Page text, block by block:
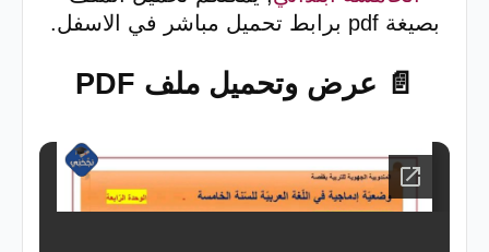
بصيغة pdf برابط تحميل مباشر في الاسفل.
📄 عرض وتحميل ملف PDF